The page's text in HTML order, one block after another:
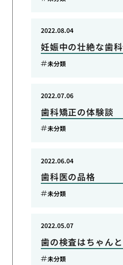
妊娠中の壮絶な歯
2022.08.04
未分類
歯科矯正の体験談
2022.07.06
未分類
歯科医の品格
2022.06.04
未分類
歯の検査はちゃん
2022.05.07
未分類